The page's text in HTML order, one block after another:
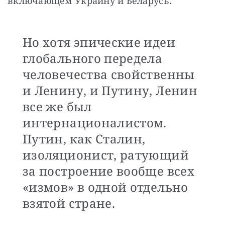
Но хотя эпические идеи
глобального передела
человечества свойственны
и Ленину, и Путину, Ленин
все же был
интернационалистом.
Путин, как Сталин,
изоляционист, ратующий
за построение вообще всех
«измов» в одной отдельно
взятой стране.